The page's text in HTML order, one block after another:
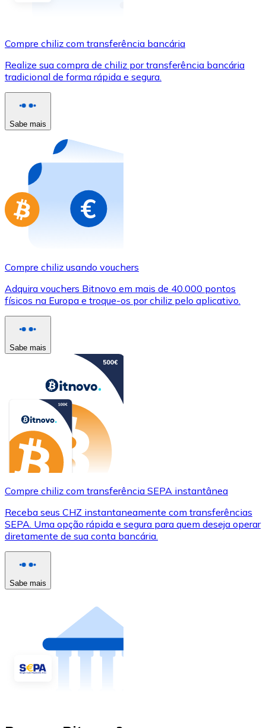
Use cartões Visa e Mastercard para comprar
Comprar com cartão
Compre cartões-presente das suas marcas favoritas
Ir para a loja de cartões-presente
Compre chiliz com transferência bancária
Realize sua compra de chiliz por transferência bancária
tradicional de forma rápida e segura.
Sabe mais
Compre chiliz usando vouchers
Adquira vouchers Bitnovo em mais de 40.000 pontos
físicos na Europa e troque-os por chiliz pelo aplicativo.
Sabe mais
Compre chiliz com transferência SEPA instantânea
Receba seus CHZ instantaneamente com transferências
SEPA. Uma opção rápida e segura para quem deseja operar
diretamente de sua conta bancária.
Sabe mais